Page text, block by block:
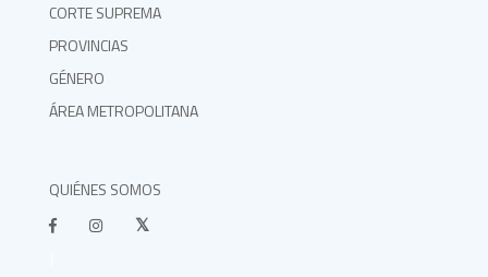
CORTE SUPREMA
PROVINCIAS
GÉNERO
ÁREA METROPOLITANA
QUIÉNES SOMOS